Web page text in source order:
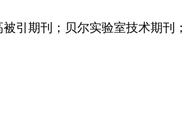
被引期刊；贝尔实验室技术期刊；